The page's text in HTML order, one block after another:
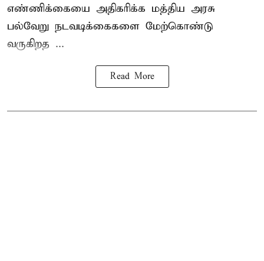
எண்ணிக்கையை அதிகரிக்க மத்திய அரசு
பல்வேறு நடவடிக்கைகளை மேற்கொண்டு
வருகிறத ...
Read More